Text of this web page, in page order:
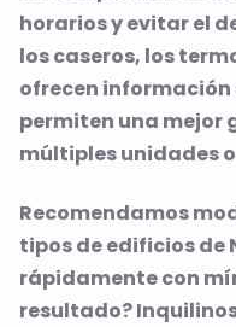
horarios y evitar el
los caseros, los
ofrecen información
permiten una mejor
múltiples unidades
Recomendamos
tipos de edificios de
rápidamente con
resultado?